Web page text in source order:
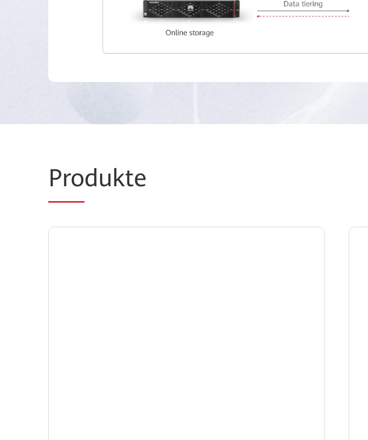
Produkte